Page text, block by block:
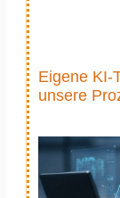
Eigene KI-
unsere